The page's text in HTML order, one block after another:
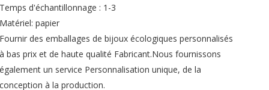
Temps d'échantillonnage : 1-3
Matériel: papier
Fournir des emballages de bijoux écologiques personnalisés
à bas prix et de haute qualité Fabricant.Nous fournissons
également un service Personnalisation unique, de la
conception à la production.